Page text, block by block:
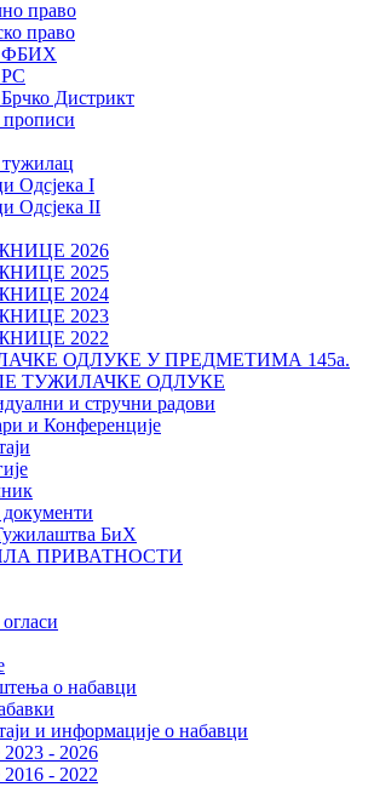
право
право
ФБИХ
РС
Дистрикт
Oдсјекa I
Oдсјекa II
2026
2025
2024
2023
2022
ОДЛУКЕ У ПРЕДМЕТИМА 145а.
ТУЖИЛАЧКЕ ОДЛУКЕ
и стручни радови
и Конференције
БиХ
ПРИВАТНОСТИ
о набавци
и информације о набавци
- 2026
- 2022